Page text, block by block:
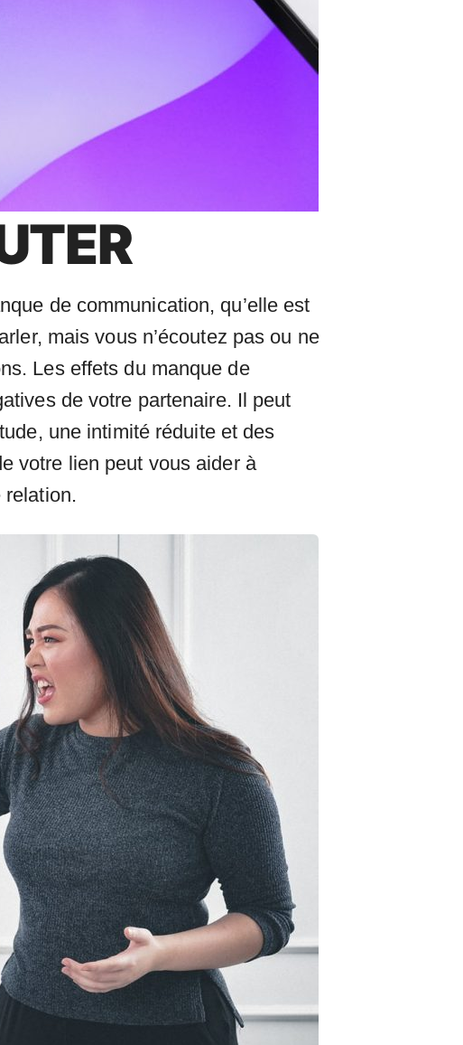
de communication, qu’elle est
mais vous n’écoutez pas ou ne
Les effets du manque de
de votre partenaire. Il peut
une intimité réduite et des
votre lien peut vous aider à
relation.